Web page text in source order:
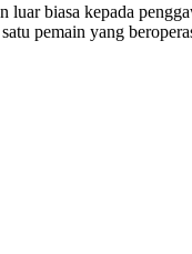
biasa kepada
pemain yang